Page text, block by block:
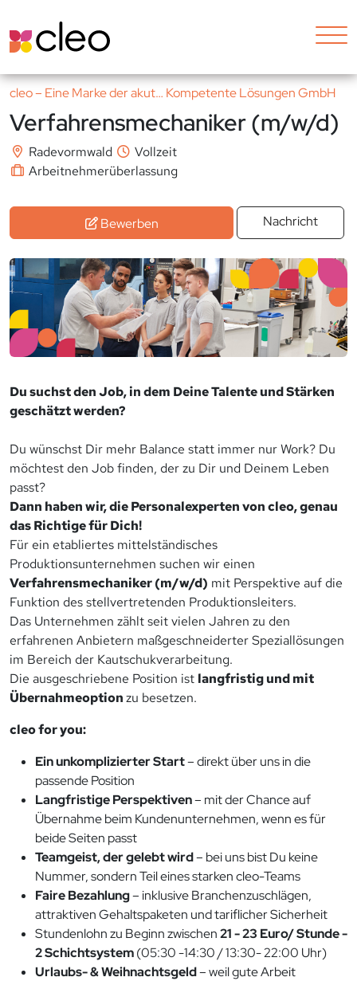
cleo – Eine Marke der akut… Kompetente Lösungen GmbH
Verfahrensmechaniker (m/w/d)
Radevormwald
Vollzeit
Arbeitnehmerüberlassung
Bewerben Nachricht
Du suchst den Job, in dem Deine Talente und Stärken
geschätzt werden?
Du wünschst Dir mehr Balance statt immer nur Work? Du
möchtest den Job finden, der zu Dir und Deinem Leben
passt?
Dann haben wir, die Personalexperten von cleo, genau
das Richtige für Dich!
Für ein etabliertes mittelständisches
Produktionsunternehmen suchen wir einen
Verfahrensmechaniker (m/w/d) mit Perspektive auf die
Funktion des stellvertretenden Produktionsleiters.
Das Unternehmen zählt seit vielen Jahren zu den
erfahrenen Anbietern maßgeschneiderter Speziallösungen
im Bereich der Kautschukverarbeitung.
Die ausgeschriebene Position ist langfristig und mit
Übernahmeoptionzu besetzen.
cleo for you:
Ein unkomplizierter Start– direkt über uns in die
passende Position
Langfristige Perspektiven– mit der Chance auf
Übernahme beim Kundenunternehmen, wenn es für
beide Seiten passt
Teamgeist, der gelebt wird– bei uns bist Du keine
Nummer, sondern Teil eines starken cleo-Teams
Faire Bezahlung– inklusive Branchenzuschlägen,
attraktiven Gehaltspaketen und tariflicher Sicherheit
Stundenlohn zu Beginn zwischen21 - 23 Euro/ Stunde -
2 Schichtsystem(05:30 -14:30 / 13:30- 22:00 Uhr)
Urlaubs- & Weihnachtsgeld– weil gute Arbeit